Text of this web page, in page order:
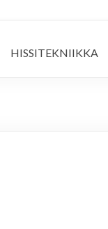
HISSITEKNIIKKA